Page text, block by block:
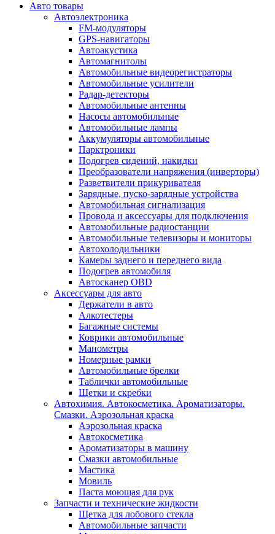
Авто товары
Автоэлектроника
FM-модуляторы
GPS-навигаторы
Автоакустика
Автомагнитолы
Автомобильные видеорегистраторы
Автомобильные усилители
Радар-детекторы
Автомобильные антенны
Насосы автомобильные
Автомобильные лампы
Аккумуляторы автомобильные
Парктроники
Подогрев сидений, накидки
Преобразователи напряжения (инверторы)
Разветвители прикуривателя
Зарядные, пуско-зарядные устройства
Автомобильная сигнализация
Провода и аксессуары для подключения
Автомобильные радиостанции
Автомобильные телевизоры и мониторы
Автохолодильники
Камеры заднего и переднего вида
Подогрев автомобиля
Автосканер OBD
Аксессуары для авто
Держатели в авто
Алкотестеры
Багажные системы
Коврики автомобильные
Манометры
Номерные рамки
Автомобильные брелки
Таблички автомобильные
Щетки и скребки
Автохимия. Автокосметика. Ароматизаторы.
Смазки. Аэрозольная краска
Аэрозольная краска
Автокосметика
Ароматизаторы в машину
Смазки автомобильные
Мастика
Мовиль
Паста моющая для рук
Запчасти и технические жидкости
Щетка для лобового стекла
Автомобильные запчасти